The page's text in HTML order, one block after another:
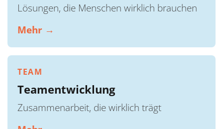
Lösungen, die Menschen wirklich brauchen
Mehr →
TEAM
Teamentwicklung
Zusammenarbeit, die wirklich trägt